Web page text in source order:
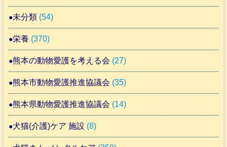
未分類 (54)
栄養 (370)
熊本の動物愛護を考える会 (27)
熊本市動物愛護推進協議会 (35)
熊本県動物愛護推進協議会 (14)
犬猫(介護)ケア 施設 (8)